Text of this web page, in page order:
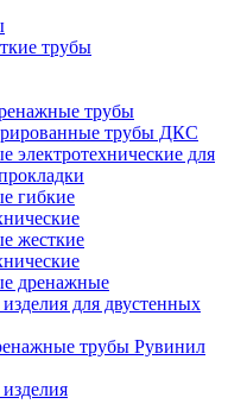
трубы
трубы
трубы ДКС
электротехнические для
гибкие
жесткие
дренажные
для двустенных
трубы Рувинил